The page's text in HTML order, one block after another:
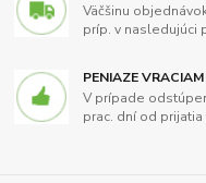
Väčšinu
príp. v nasledujúci
PENIAZE
V prípade
prac. dní od prijatia